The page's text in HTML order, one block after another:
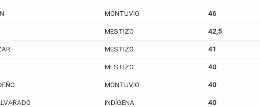
MONTUVIO 46
MESTIZO 42,5
MESTIZO 41
MESTIZO 40
MONTUVIO 40
INDÍGENA 40